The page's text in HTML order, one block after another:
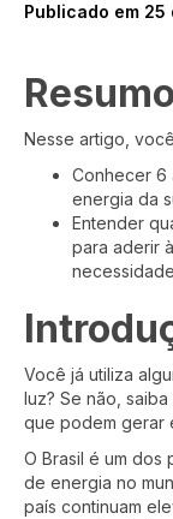
Resumo
Nesse artigo,
Conhecer 6
energia da
Entender
para aderir
Você já utiliza
luz? Se não,
que podem gerar
O Brasil é um dos
de energia no
país continuam
Publicado em